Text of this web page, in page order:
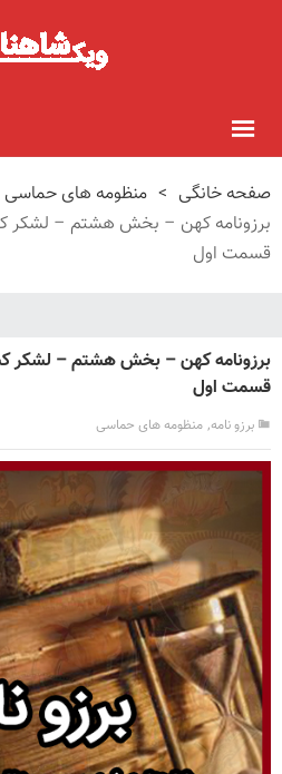
صفحه خانگی > منظومه های حماسی
برزونامه کهن – بخش هشتم – لشکر
قسمت اول
برزونامه کهن – بخش هشتم – لشکر
قسمت اول
برزو نامه, منظومه های حماسی